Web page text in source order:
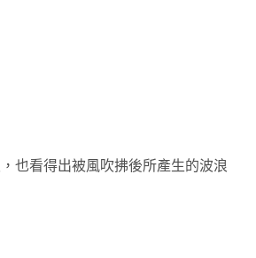
也看得出被風吹拂後所產生的波浪